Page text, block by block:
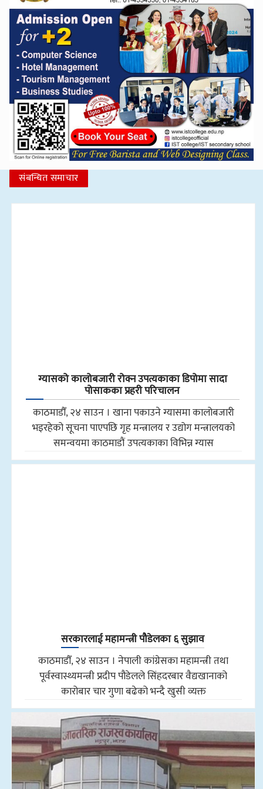
संबन्धित समाचार
ग्यासको कालोबजारी रोक्न उपत्यकाका डिपोमा सादा
पोसाकका प्रहरी परिचालन
काठमाडौँ, २४ साउन । खाना पकाउने ग्यासमा कालोबजारी
भइरहेको सूचना पाएपछि गृह मन्त्रालय र उद्योग मन्त्रालयको
समन्वयमा काठमाडौं उपत्यकाका विभिन्न ग्यास
सरकारलाई महामन्त्री पौडेलका ६ सुझाव
काठमाडौँ, २४ साउन । नेपाली कांग्रेसका महामन्त्री तथा
पूर्वस्वास्थ्यमन्त्री प्रदीप पौडेलले सिंहदरबार वैद्यखानाको
कारोबार चार गुणा बढेको भन्दै खुसी व्यक्त